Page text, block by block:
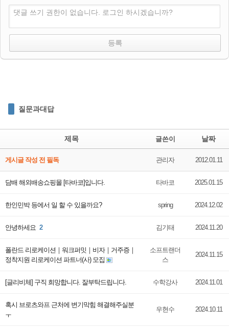
댓글 쓰기 권한이 없습니다. 로그인 하시겠습니까?
질문과대답
제목 글쓴이 날짜
게시글 작성 전 필독 관리자 2012.01.11
담배 해외배송쇼핑몰 [타바코]입니다. 타바코 2025.01.15
한인민박 등에서 일 할 수 있을까요? spring 2024.12.02
안녕하세요 2 김기태 2024.11.20
폴란드 리로케이션｜워크퍼밋｜비자｜거주증｜
정착지원 리로케이션 파트너(사) 모집
소프트랜더
스
2024.11.15
[글리비체] 구직 희망합니다. 잘부탁드립니다. 수학강사 2024.11.01
혹시 브로츠와프 근처에 변기막힘 해결해주실분
ㅜ
우현수 2024.10.11